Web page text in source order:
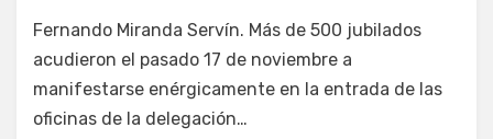
Enrique
Fernando Miranda Servín. Más de 500 jubilados
acudieron el pasado 17 de noviembre a
manifestarse enérgicamente en la entrada de las
oficinas de la delegación…